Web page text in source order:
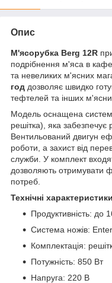
Опис
М'ясорубка Berg 12R
подрібнення м'яса в
та невеликих м'ясних
год дозволяє швидко
тефтелей та інших
Модель оснащена
решітка), яка забезпечує
Вентильований двигун
роботи, а захист від
служби. У комплект
дозволяють отримувати
потреб.
Технічні
Продуктивність: до
Система ножів:
Комплектація:
Потужність: 850 Вт
Напруга: 220 В